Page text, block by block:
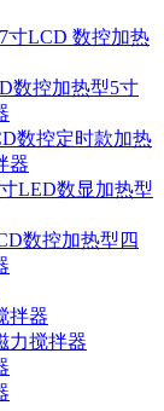
寸LCD 数控加热
数控加热型5寸
数控定时款加热
器
LED数显加热型
数控加热型四
拌器
力搅拌器